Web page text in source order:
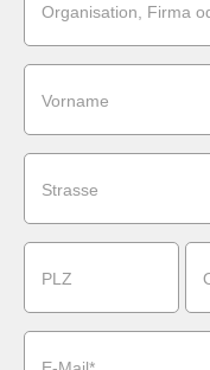
Organisation, Firma
Vorname
Strasse
PLZ